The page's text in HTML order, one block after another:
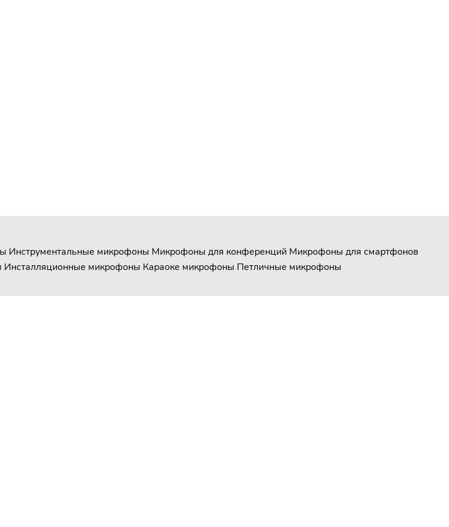
Инструментальные микрофоны Микрофоны для конференций Микрофоны для смартфонов
Инсталляционные микрофоны Караоке микрофоны Петличные микрофоны